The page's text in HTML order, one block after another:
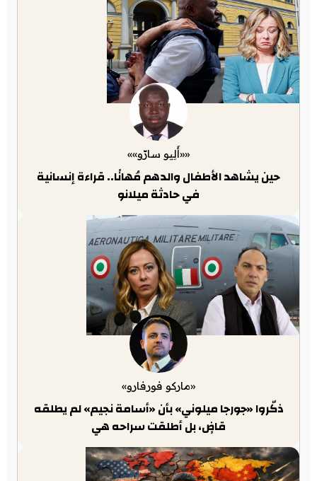
««أَلِيو سارّو»»
حين يشاهد الأطفال والدهم مُهانًا.. قراءة إنسانية
في حادثة ميلانو
«ماركو فورفارو»
ذكّروا «جورجا ميلوني» بأن «أسامة نجيم» لم يطلقه
قاضٍ، بل أطلقت سراحه هي